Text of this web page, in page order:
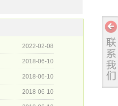
2022-02-08
2018-06-10
2018-06-10
2018-06-10